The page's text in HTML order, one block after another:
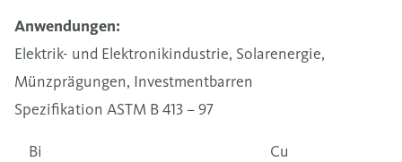
Anwendungen:
Elektrik- und Elektronikindustrie, Solarenergie,
Münzprägungen, Investmentbarren
Spezifikation ASTM B 413 – 97
Bi Cu